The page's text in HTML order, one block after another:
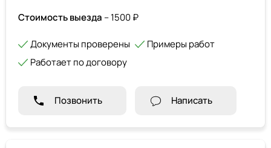
Стоимость выезда – 1500 ₽
Документы проверены
Примеры работ
Работает по договору
Позвонить Написать